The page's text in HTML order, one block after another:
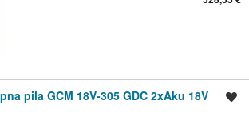
pila GCM 18V-305 GDC 2xAku 18V